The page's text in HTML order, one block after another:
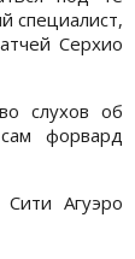
специалист,
Серхио
слухов об
форвард
Агуэро